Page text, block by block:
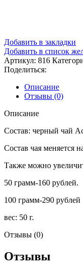
Добавить в закладки
Добавить в список
Артикул: 816
Поделиться:
Описание
Отзывы (0)
Описание
Состав: черный чай
Состав чая меняется
Также можно
50 грамм-160 рублей.
100 грамм-290 рублей
вес: 50 г.
Отзывы (0)
Отзывы